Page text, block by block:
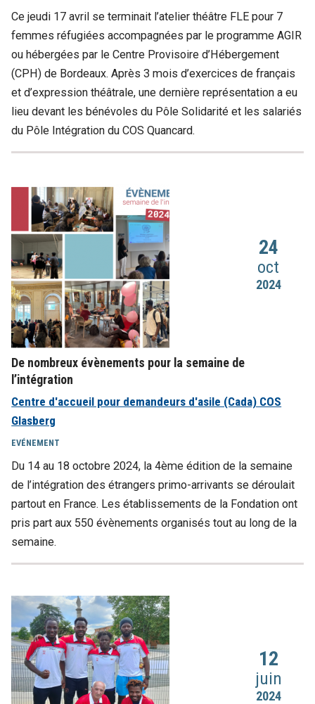
Ce jeudi 17 avril se terminait l’atelier théâtre FLE pour 7
femmes réfugiées accompagnées par le programme AGIR
ou hébergées par le Centre Provisoire d’Hébergement
(CPH) de Bordeaux. Après 3 mois d’exercices de français
et d’expression théâtrale, une dernière représentation a eu
lieu devant les bénévoles du Pôle Solidarité et les salariés
du Pôle Intégration du COS Quancard.
24
oct
2024
De nombreux évènements pour la semaine de
l’intégration
Centre d'accueil pour demandeurs d'asile (Cada) COS
Glasberg
EVÉNEMENT
Du 14 au 18 octobre 2024, la 4ème édition de la semaine
de l’intégration des étrangers primo-arrivants se déroulait
partout en France. Les établissements de la Fondation ont
pris part aux 550 évènements organisés tout au long de la
semaine.
12
juin
2024